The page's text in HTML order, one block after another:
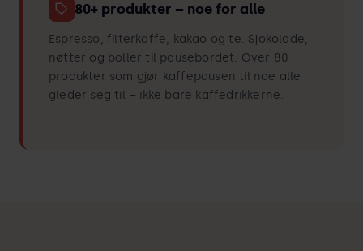
80+ produkter – noe for alle
Espresso, filterkaffe, kakao og te. Sjokolade,
nøtter og boller til pausebordet. Over 80
produkter som gjør kaffepausen til noe alle
gleder seg til – ikke bare kaffedrikkerne.